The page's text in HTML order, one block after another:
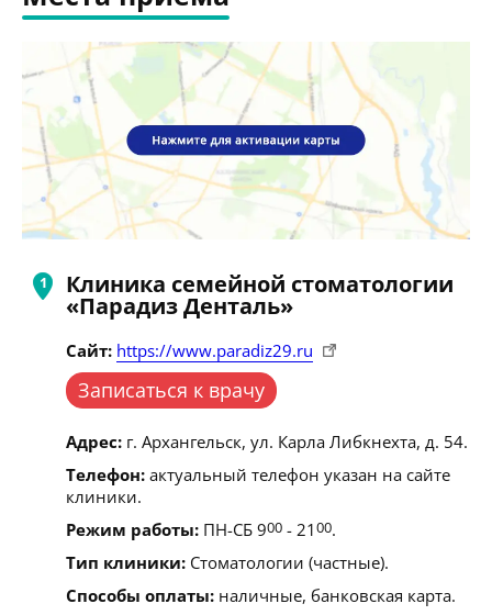
Клиника семейной стоматологии
«Парадиз Денталь»
Сайт: https://www.paradiz29.ru
Записаться к врачу
Адрес: г. Архангельск, ул. Карла Либкнехта, д. 54.
Телефон: актуальный телефон указан на сайте
клиники.
Режим работы: ПН-СБ 900 - 2100.
Тип клиники: Стоматологии (частные).
Способы оплаты: наличные, банковская карта.